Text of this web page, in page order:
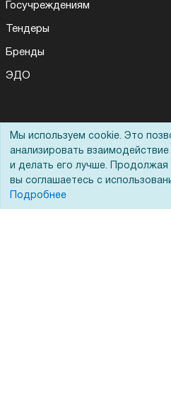
Госучреждениям
Тендеры
Бренды
ЭДО
Реквизиты
Мы используем cookie. Это
анализировать
и делать его лучше. Продолжая
вы соглашаетесь с
Подробнее